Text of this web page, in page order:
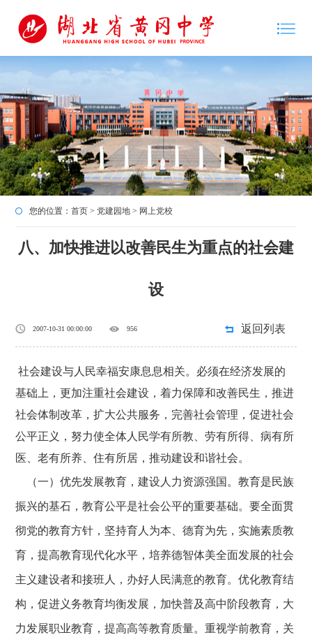
您的位置：首页 > 党建园地 > 网上党校
八、加快推进以改善民生为重点的社会建
设
2007-10-31 00:00:00 956 返回列表
社会建设与人民幸福安康息息相关。必须在经济发展的
基础上，更加注重社会建设，着力保障和改善民生，推进
社会体制改革，扩大公共服务，完善社会管理，促进社会
公平正义，努力使全体人民学有所教、劳有所得、病有所
医、老有所养、住有所居，推动建设和谐社会。
（一）优先发展教育，建设人力资源强国。教育是民族
振兴的基石，教育公平是社会公平的重要基础。要全面贯
彻党的教育方针，坚持育人为本、德育为先，实施素质教
育，提高教育现代化水平，培养德智体美全面发展的社会
主义建设者和接班人，办好人民满意的教育。优化教育结
构，促进义务教育均衡发展，加快普及高中阶段教育，大
力发展职业教育，提高高等教育质量。重视学前教育，关